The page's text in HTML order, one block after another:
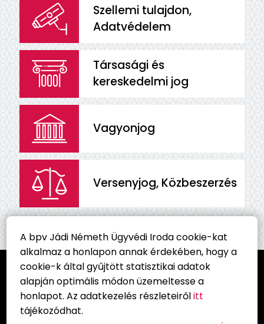
Szellemi tulajdon,
Adatvédelem
Társasági és
kereskedelmi jog
Vagyonjog
Versenyjog, Közbeszerzés
A bpv Jádi Németh Ügyvédi Iroda cookie-kat
alkalmaz a honlapon annak érdekében, hogy a
cookie-k által gyűjtött statisztikai adatok
alapján optimális módon üzemeltesse a
honlapot. Az adatkezelés részleteirőlitt
tájékozódhat.